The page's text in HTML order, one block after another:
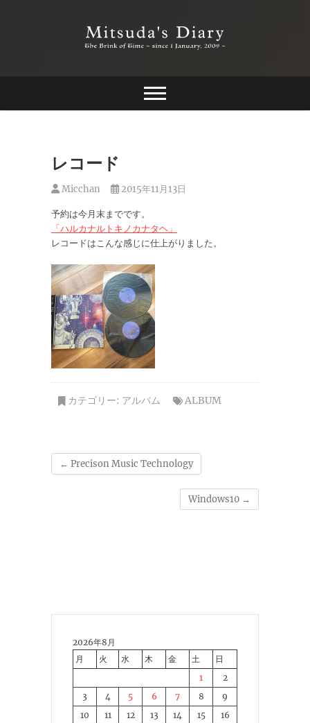
Mitsuda's Diary
レコード
Micchan 2015年11月13日
予約は今月末までです。
「ハルカナルトキノカナタヘ」
レコードはこんな感じに仕上がりました。
カテゴリー: アルバム ALBUM
← Precison Music Technology
Windows10 →
2026年8月
月
火 水 木 金 土
日
1
2
3
4 5 6 7 8
9
10
11 12 13 14 15
16